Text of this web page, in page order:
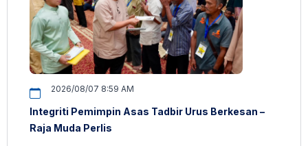
2026/08/07 8:59 AM
Integriti Pemimpin Asas Tadbir Urus Berkesan –
Raja Muda Perlis